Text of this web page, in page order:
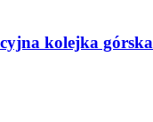
kolejka górska